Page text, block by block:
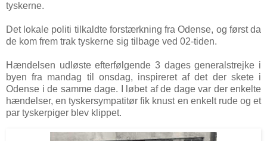
tyskerne.
Det lokale politi tilkaldte forstærkning fra Odense, og først da
de kom frem trak tyskerne sig tilbage ved 02-tiden.
Hændelsen udløste efterfølgende 3 dages generalstrejke i
byen fra mandag til onsdag, inspireret af det der skete i
Odense i de samme dage. I løbet af de dage var der enkelte
hændelser, en tyskersympatitør fik knust en enkelt rude og et
par tyskerpiger blev klippet.